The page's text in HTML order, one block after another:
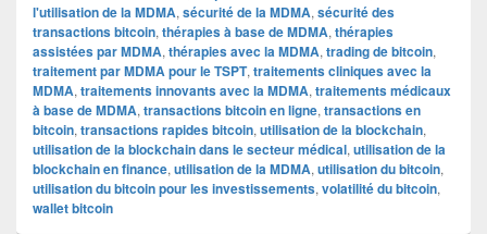
l'utilisation de la MDMA, sécurité de la MDMA, sécurité des
transactions bitcoin, thérapies à base de MDMA, thérapies
assistées par MDMA, thérapies avec la MDMA, trading de bitcoin,
traitement par MDMA pour le TSPT, traitements cliniques avec la
MDMA, traitements innovants avec la MDMA, traitements médicaux
à base de MDMA, transactions bitcoin en ligne, transactions en
bitcoin, transactions rapides bitcoin, utilisation de la blockchain,
utilisation de la blockchain dans le secteur médical, utilisation de la
blockchain en finance, utilisation de la MDMA, utilisation du bitcoin,
utilisation du bitcoin pour les investissements, volatilité du bitcoin,
wallet bitcoin